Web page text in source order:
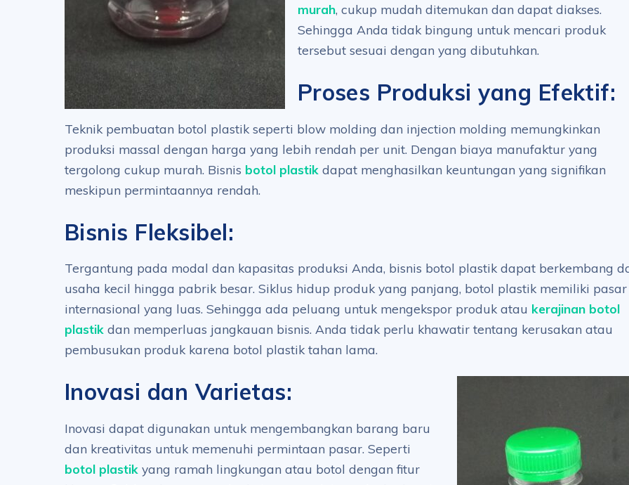
murah, cukup mudah ditemukan dan dapat diakses.
Sehingga Anda tidak bingung untuk mencari produk
tersebut sesuai dengan yang dibutuhkan.
Proses Produksi yang Efektif:
Teknik pembuatan botol plastik seperti blow molding dan injection molding memungkinkan
produksi massal dengan harga yang lebih rendah per unit. Dengan biaya manufaktur yang
tergolong cukup murah. Bisnis botol plastik dapat menghasilkan keuntungan yang signifikan
meskipun permintaannya rendah.
Bisnis Fleksibel:
Tergantung pada modal dan kapasitas produksi Anda, bisnis botol plastik dapat berkembang
usaha kecil hingga pabrik besar. Siklus hidup produk yang panjang, botol plastik memiliki pasar
internasional yang luas. Sehingga ada peluang untuk mengekspor produk atau kerajinan botol
plastik dan memperluas jangkauan bisnis. Anda tidak perlu khawatir tentang kerusakan atau
pembusukan produk karena botol plastik tahan lama.
Inovasi dan Varietas:
Inovasi dapat digunakan untuk mengembangkan barang baru
dan kreativitas untuk memenuhi permintaan pasar. Seperti
botol plastik yang ramah lingkungan atau botol dengan fitur